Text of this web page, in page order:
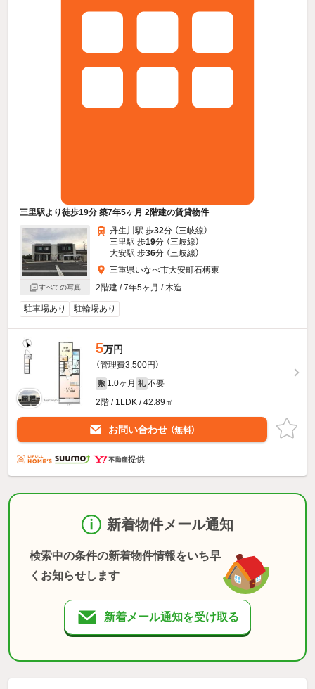
三里駅より徒歩19分 築7年5ヶ月 2階建の賃貸物件
すべての写真
丹生川駅 歩32分 （三岐線）
三里駅 歩19分 （三岐線）
大安駅 歩36分 （三岐線）
三重県いなべ市大安町石榑東
2階建 / 7年5ヶ月 / 木造
駐車場あり 駐輪場あり
5万円
（管理費3,500円）
敷 1.0ヶ月 礼 不要
2階 / 1LDK / 42.89㎡
お問い合わせ （無料）
提供
新着物件メール通知
検索中の条件の新着物件情報をいち早
くお知らせします
新着メール通知を受け取る